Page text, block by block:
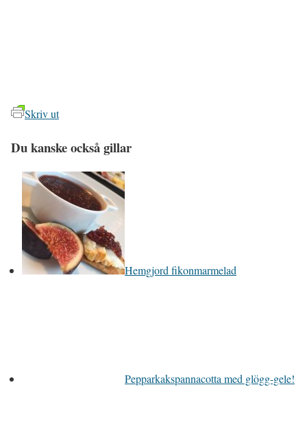
Skriv ut
Du kanske också gillar
Hemgjord fikonmarmelad
Pepparkakspannacotta med glögg-gele!